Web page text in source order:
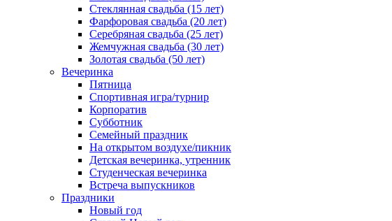
Стеклянная свадьба (15 лет)
Фарфоровая свадьба (20 лет)
Серебряная свадьба (25 лет)
Жемчужная свадьба (30 лет)
Золотая свадьба (50 лет)
Вечеринка
Пятница
Спортивная игра/турнир
Корпоратив
Субботник
Семейный праздник
На открытом воздухе/пикник
Детская вечеринка, утренник
Студенческая вечеринка
Встреча выпускников
Праздники
Новый год